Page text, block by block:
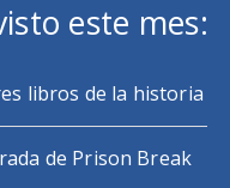
este mes:
libros de la historia
de Prison Break